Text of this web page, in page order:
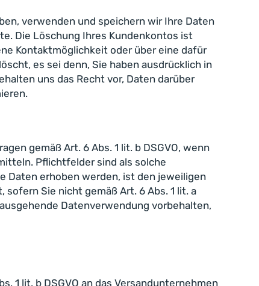
verwenden und speichern wir Ihre Daten
Die Löschung Ihres Kundenkontos ist
Kontaktmöglichkeit oder über eine dafür
es sei denn, Sie haben ausdrücklich in
uns das Recht vor, Daten darüber
gemäß Art. 6 Abs. 1 lit. b DSGVO, wenn
Pflichtfelder sind als solche
Daten erhoben werden, ist den jeweiligen
Sie nicht gemäß Art. 6 Abs. 1 lit. a
Datenverwendung vorbehalten,
1 lit. b DSGVO an das Versandunternehmen